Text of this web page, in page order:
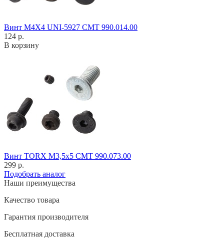
Винт M4X4 UNI-5927 CMT 990.014.00
124 р.
В корзину
Винт TORX M3,5x5 CMT 990.073.00
299 р.
Подобрать аналог
Наши преимущества
Качество товара
Гарантия производителя
Бесплатная доставка